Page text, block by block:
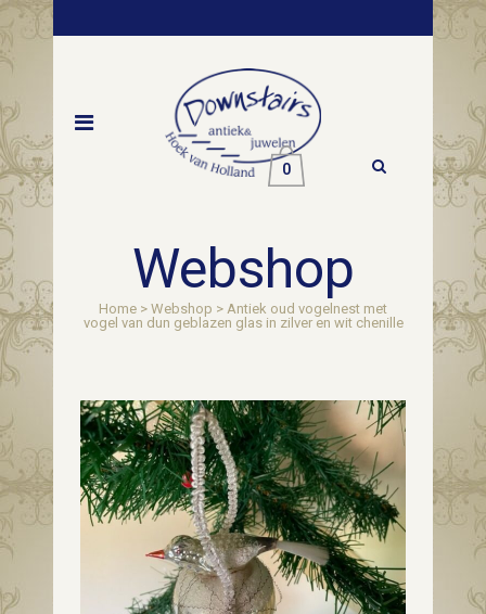
0
Webshop
Home > Webshop > Antiek oud vogelnest met
vogel van dun geblazen glas in zilver en wit chenille